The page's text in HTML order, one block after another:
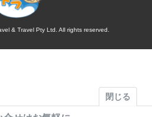
& Travel Pty Ltd. All rights reserved.
閉じる